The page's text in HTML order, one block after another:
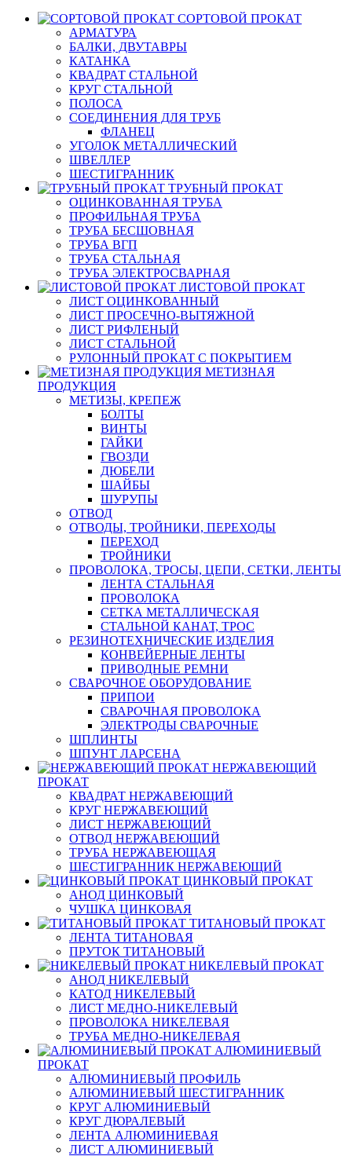
СОРТОВОЙ ПРОКАТ
АРМАТУРА
БАЛКИ, ДВУТАВРЫ
КАТАНКА
КВАДРАТ СТАЛЬНОЙ
КРУГ СТАЛЬНОЙ
ПОЛОСА
СОЕДИНЕНИЯ ДЛЯ ТРУБ
ФЛАНЕЦ
УГОЛОК МЕТАЛЛИЧЕСКИЙ
ШВЕЛЛЕР
ШЕСТИГРАННИК
ТРУБНЫЙ ПРОКАТ
ОЦИНКОВАННАЯ ТРУБА
ПРОФИЛЬНАЯ ТРУБА
ТРУБА БЕСШОВНАЯ
ТРУБА ВГП
ТРУБА СТАЛЬНАЯ
ТРУБА ЭЛЕКТРОСВАРНАЯ
ЛИСТОВОЙ ПРОКАТ
ЛИСТ ОЦИНКОВАННЫЙ
ЛИСТ ПРОСЕЧНО-ВЫТЯЖНОЙ
ЛИСТ РИФЛЕНЫЙ
ЛИСТ СТАЛЬНОЙ
РУЛОННЫЙ ПРОКАТ С ПОКРЫТИЕМ
МЕТИЗНАЯ
ПРОДУКЦИЯ
МЕТИЗЫ, КРЕПЕЖ
БОЛТЫ
ВИНТЫ
ГАЙКИ
ГВОЗДИ
ДЮБЕЛИ
ШАЙБЫ
ШУРУПЫ
ОТВОД
ОТВОДЫ, ТРОЙНИКИ, ПЕРЕХОДЫ
ПЕРЕХОД
ТРОЙНИКИ
ПРОВОЛОКА, ТРОСЫ, ЦЕПИ, СЕТКИ, ЛЕНТЫ
ЛЕНТА СТАЛЬНАЯ
ПРОВОЛОКА
СЕТКА МЕТАЛЛИЧЕСКАЯ
СТАЛЬНОЙ КАНАТ, ТРОС
РЕЗИНОТЕХНИЧЕСКИЕ ИЗДЕЛИЯ
КОНВЕЙЕРНЫЕ ЛЕНТЫ
ПРИВОДНЫЕ РЕМНИ
СВАРОЧНОЕ ОБОРУДОВАНИЕ
ПРИПОИ
СВАРОЧНАЯ ПРОВОЛОКА
ЭЛЕКТРОДЫ СВАРОЧНЫЕ
ШПЛИНТЫ
ШПУНТ ЛАРСЕНА
НЕРЖАВЕЮЩИЙ
ПРОКАТ
КВАДРАТ НЕРЖАВЕЮЩИЙ
КРУГ НЕРЖАВЕЮЩИЙ
ЛИСТ НЕРЖАВЕЮЩИЙ
ОТВОД НЕРЖАВЕЮЩИЙ
ТРУБА НЕРЖАВЕЮЩАЯ
ШЕСТИГРАННИК НЕРЖАВЕЮЩИЙ
ЦИНКОВЫЙ ПРОКАТ
АНОД ЦИНКОВЫЙ
ЧУШКА ЦИНКОВАЯ
ТИТАНОВЫЙ ПРОКАТ
ЛЕНТА ТИТАНОВАЯ
ПРУТОК ТИТАНОВЫЙ
НИКЕЛЕВЫЙ ПРОКАТ
АНОД НИКЕЛЕВЫЙ
КАТОД НИКЕЛЕВЫЙ
ЛИСТ МЕДНО-НИКЕЛЕВЫЙ
ПРОВОЛОКА НИКЕЛЕВАЯ
ТРУБА МЕДНО-НИКЕЛЕВАЯ
АЛЮМИНИЕВЫЙ
ПРОКАТ
АЛЮМИНИЕВЫЙ ПРОФИЛЬ
АЛЮМИНИЕВЫЙ ШЕСТИГРАННИК
КРУГ АЛЮМИНИЕВЫЙ
КРУГ ДЮРАЛЕВЫЙ
ЛЕНТА АЛЮМИНИЕВАЯ
ЛИСТ АЛЮМИНИЕВЫЙ